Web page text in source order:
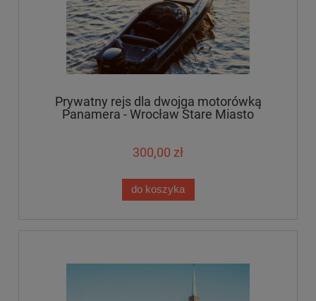
Prywatny rejs dla dwojga motorówką
Panamera - Wrocław Stare Miasto
300,00 zł
do koszyka